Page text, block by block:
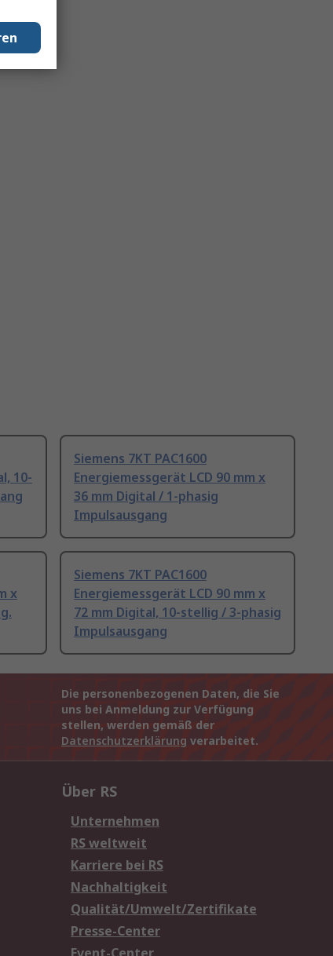
10-
Siemens 7KT PAC1600
Energiemessgerät LCD 90 mm x
36 mm Digital / 1-phasig
Impulsausgang
x
Siemens 7KT PAC1600
Energiemessgerät LCD 90 mm x
72 mm Digital, 10-stellig / 3-phasig
Impulsausgang
Die personenbezogenen Daten, die Sie
uns bei Anmeldung zur Verfügung
stellen, werden gemäß der
Datenschutzerklärung verarbeitet.
Über RS
Unternehmen
RS weltweit
Karriere bei RS
Nachhaltigkeit
Qualität/Umwelt/Zertifikate
Presse-Center